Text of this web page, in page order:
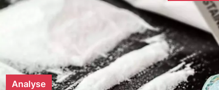
Analyse